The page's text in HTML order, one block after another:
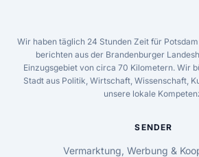
Wir haben täglich 24 Stunden Zeit für
berichten aus der Brandenburger
Einzugsgebiet von circa 70 Kilometern. Wir
Stadt aus Politik, Wirtschaft, Wissenschaft,
unsere lokale
SENDER
Vermarktung, Werbung &